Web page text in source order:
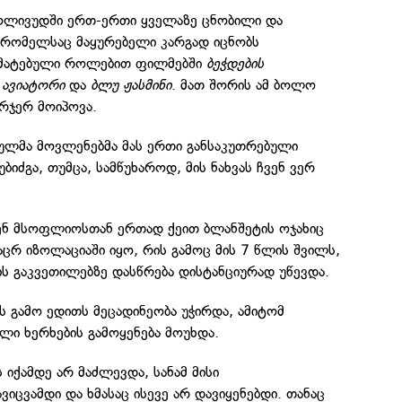
ერთ-ერთი ყველაზე ცნობილი და
მაყურებელი კარგად იცნობს
როლებით ფილმებში ბეჭდების
ავიატორიდა ბლუ ჟასმინი. მათ შორის ამ ბოლო
მოიპოვა.
მოვლენებმა მას ერთი განსაკუთრებული
თუმცა, სამწუხაროდ, მის ნახვას ჩვენ ვერ
მსოფლიოსთან ერთად ქეით ბლანშეტის ოჯახიც
იზოლაციაში იყო, რის გამოც მის 7 წლის შვილს,
დასწრება დისტანციურად უწევდა.
გამო ედითს მეცადინეობა უჭირდა, ამიტომ
ხერხების გამოყენება მოუხდა.
არ მაძლევდა, სანამ მისი
და ხმასაც ისევე არ დავიყენებდი. თანაც